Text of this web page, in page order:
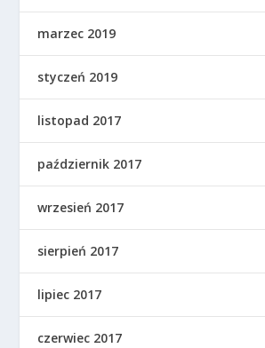
marzec 2019
styczeń 2019
listopad 2017
październik 2017
wrzesień 2017
sierpień 2017
lipiec 2017
czerwiec 2017